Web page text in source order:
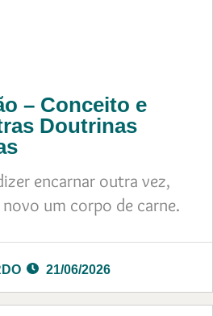
– Conceito e
Doutrinas
encarnar outra vez,
um corpo de carne.
21/06/2026